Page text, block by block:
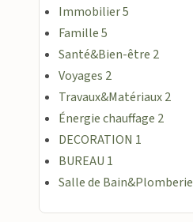
Immobilier5
Famille5
Santé&Bien-être 2
Voyages 2
Travaux&Matériaux2
Énergie chauffage 2
DECORATION 1
BUREAU 1
Salle de Bain&Plomberie